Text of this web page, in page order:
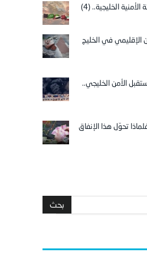
الخليجية.. (4)
الإقليمي في الخليج
الأمن الخليجي..
تحوّل هذا الإنفاق